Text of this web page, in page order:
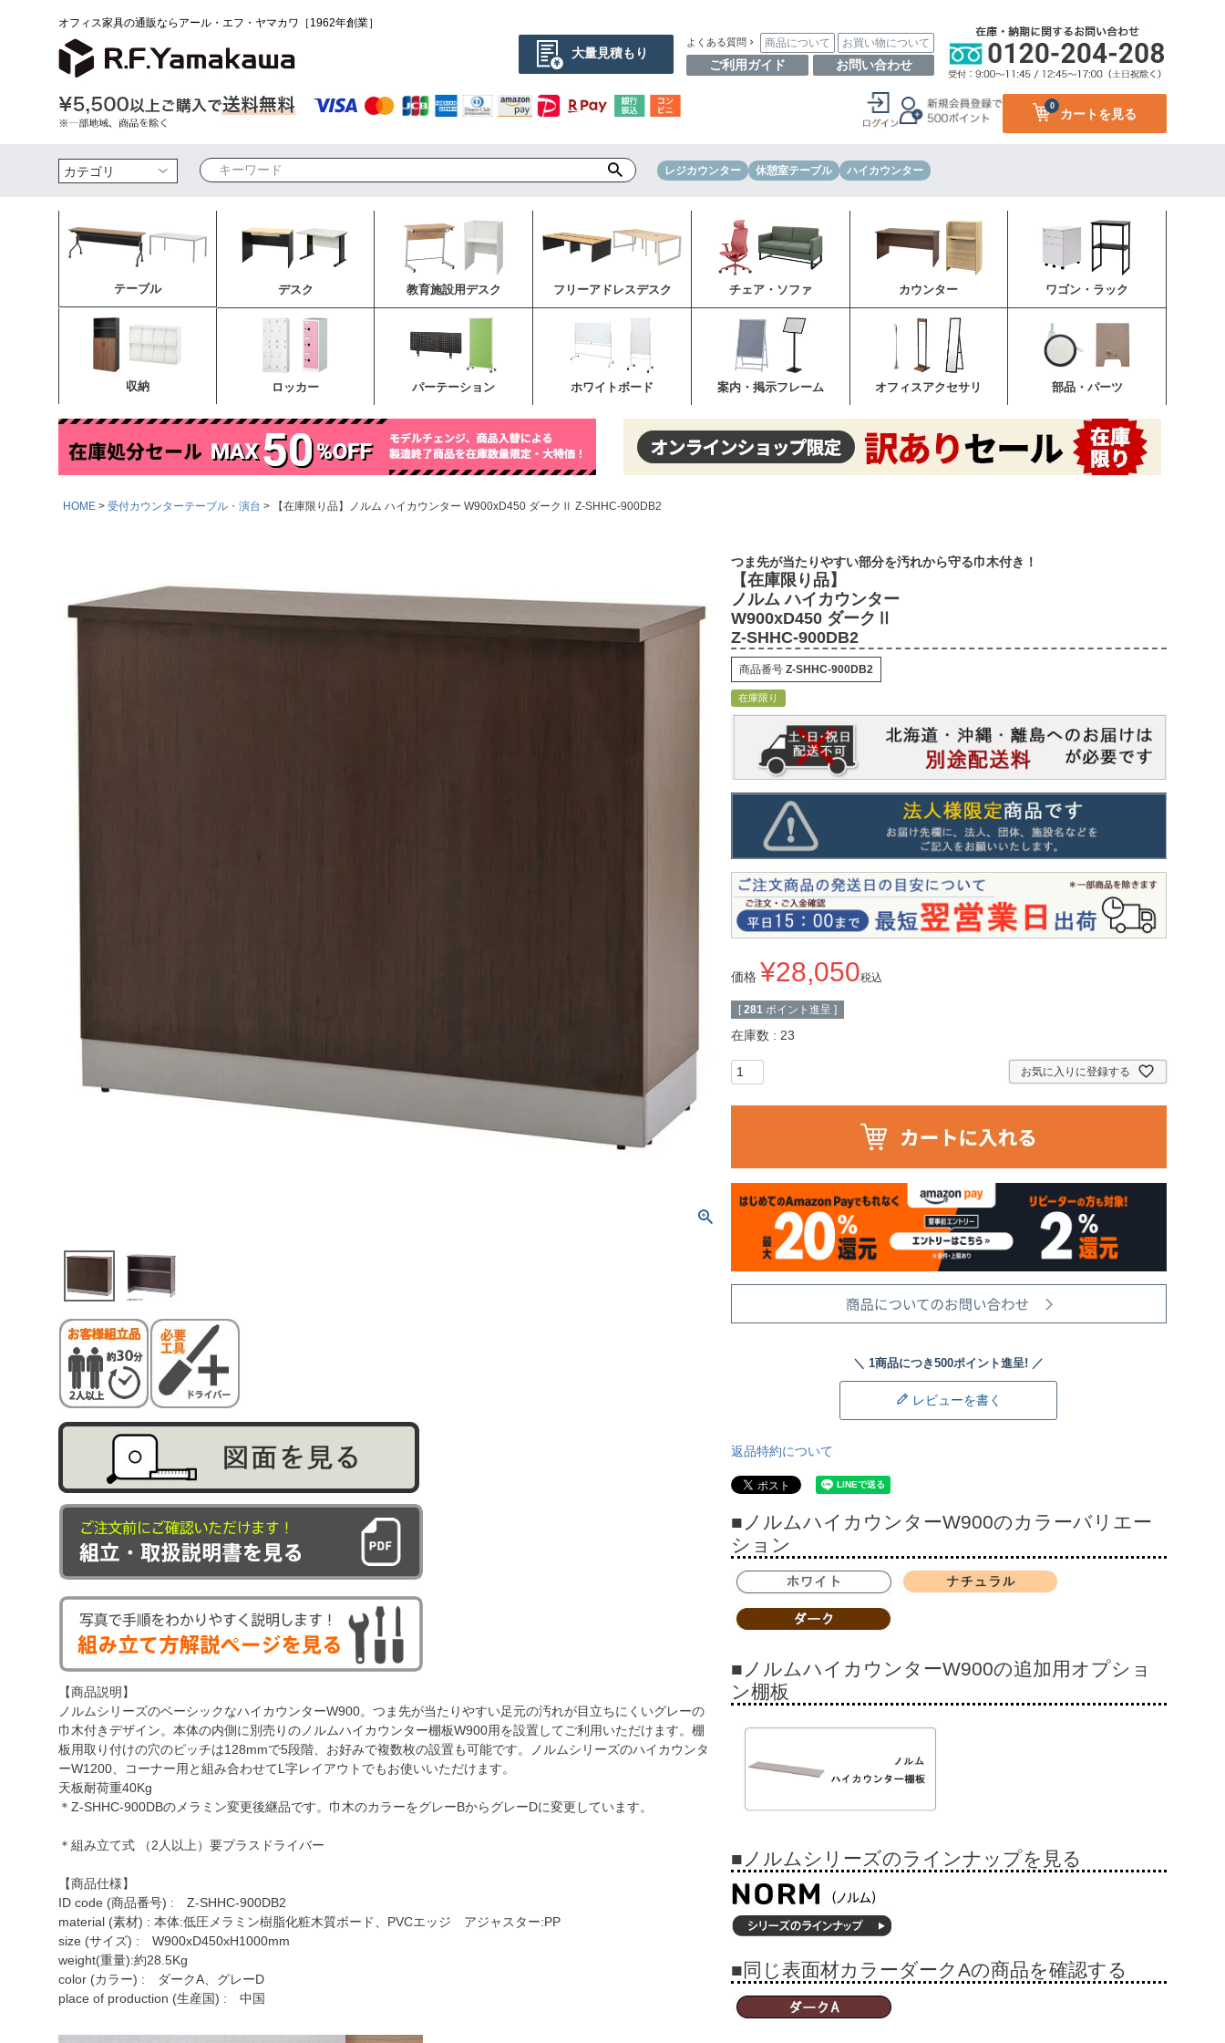
オフィス家具の通販ならアール・エフ・ヤマカワ［1962年創業］
大量見積もり
よくある質問 商品について お買い物について
ご利用ガイド お問い合わせ
カートを見る
0
検索 レジカウンター 休憩室テーブル ハイカウンター
テーブル デスク 教育施設用デスク フリーアドレスデスク チェア・ソファ カウンター ワゴン・ラック
収納 ロッカー パーテーション ホワイトボード 案内・掲示フレーム オフィスアクセサリ 部品・パーツ
HOME 受付カウンターテーブル・演台 【在庫限り品】ノルム ハイカウンター W900xD450 ダークⅡ Z-SHHC-900DB2
【商品説明】
ノルムシリーズのベーシックなハイカウンターW900。つま先が当たりやすい足元の汚れが目立ちにくいグレーの
巾木付きデザイン。本体の内側に別売りのノルムハイカウンター棚板W900用を設置してご利用いただけます。棚
板用取り付けの穴のピッチは128mmで5段階、お好みで複数枚の設置も可能です。ノルムシリーズのハイカウンタ
ーW1200、コーナー用と組み合わせてL字レイアウトでもお使いいただけます。
天板耐荷重40Kg
＊Z-SHHC-900DBのメラミン変更後継品です。巾木のカラーをグレーBからグレーDに変更しています。
＊組み立て式 （2人以上）要プラスドライバー
【商品仕様】
ID code (商品番号) : Z-SHHC-900DB2
material (素材) : 本体:低圧メラミン樹脂化粧木質ボード、PVCエッジ アジャスター:PP
size (サイズ) : W900xD450xH1000mm
weight(重量):約28.5Kg
color (カラー) : ダークA、グレーD
place of production (生産国) : 中国
つま先が当たりやすい部分を汚れから守る巾木付き！
【在庫限り品】
ノルム ハイカウンター
W900xD450 ダークⅡ
Z-SHHC-900DB2
商品番号 Z-SHHC-900DB2
在庫限り
価格 ¥28,050税込
[ 281 ポイント進呈 ]
在庫数 23
お気に入りに登録する
レビューを書く
返品特約について
■ノルムハイカウンターW900のカラーバリエー
ション
■ノルムハイカウンターW900の追加用オプショ
ン棚板
■ノルムシリーズのラインナップを見る
■同じ表面材カラーダークAの商品を確認する